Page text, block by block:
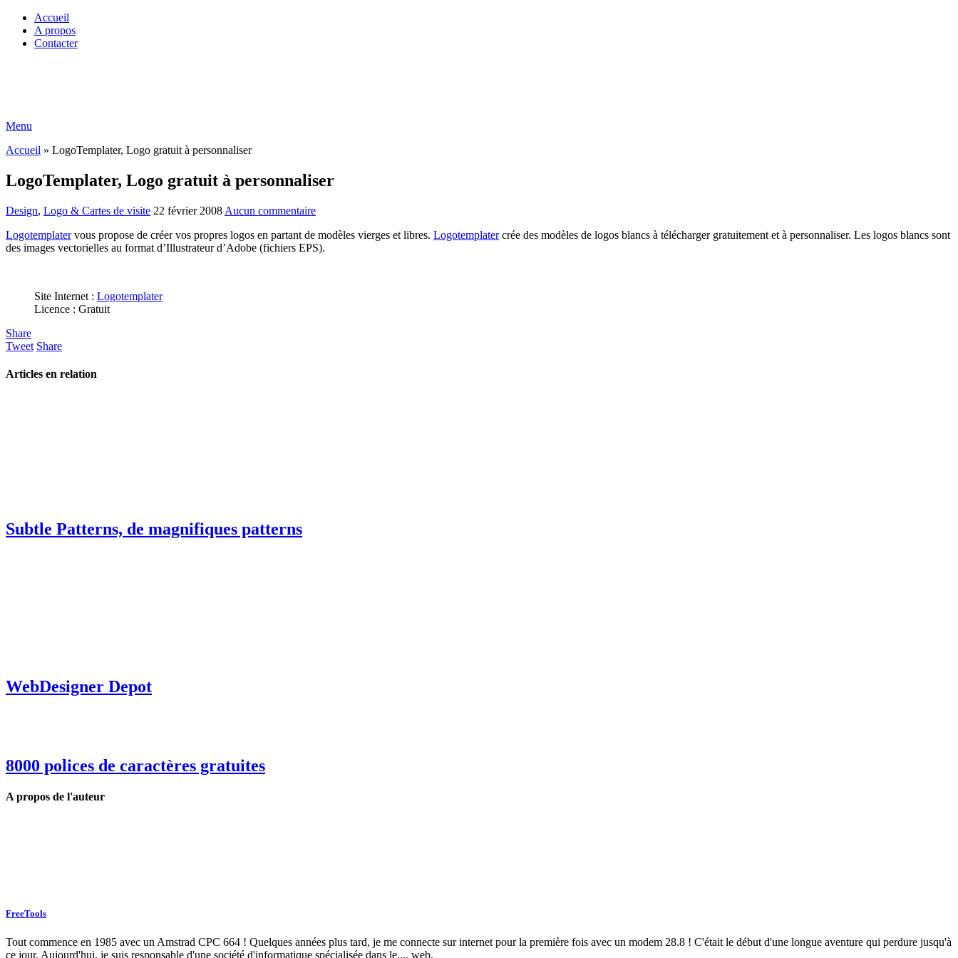
Accueil
A propos
Contacter
Menu
Accueil » LogoTemplater, Logo gratuit à personnaliser
LogoTemplater, Logo gratuit à personnaliser
Design, Logo & Cartes de visite 22 février 2008 Aucun commentaire
Logotemplatervous propose de créer vos propres logos en partant de modèles vierges et libres. Logotemplatercrée des modèles de logos blancs à télécharger gratuitement et à personnaliser. Les logos blancs sont
des images vectorielles au format d’Illustrateur d’Adobe (fichiers EPS).
Site Internet : Logotemplater
Licence : Gratuit
Share
Tweet Share
Articles en relation
Subtle Patterns, de magnifiques patterns
WebDesigner Depot
8000 polices de caractères gratuites
A propos de l'auteur
FreeTools
Tout commence en 1985 avec un Amstrad CPC 664 ! Quelques années plus tard, je me connecte sur internet pour la première fois avec un modem 28.8 ! C'était le début d'une longue aventure qui perdure jusqu'à
ce jour. Aujourd'hui, je suis responsable d'une société d'informatique spécialisée dans le.... web.